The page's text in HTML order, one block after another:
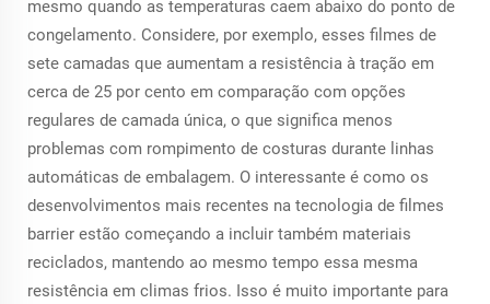
mesmo quando as temperaturas caem abaixo do ponto de
congelamento. Considere, por exemplo, esses filmes de
sete camadas que aumentam a resistência à tração em
cerca de 25 por cento em comparação com opções
regulares de camada única, o que significa menos
problemas com rompimento de costuras durante linhas
automáticas de embalagem. O interessante é como os
desenvolvimentos mais recentes na tecnologia de filmes
barrier estão começando a incluir também materiais
reciclados, mantendo ao mesmo tempo essa mesma
resistência em climas frios. Isso é muito importante para